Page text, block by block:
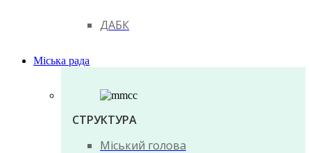
ДАБК
Міська рада
СТРУКТУРА
Міський голова